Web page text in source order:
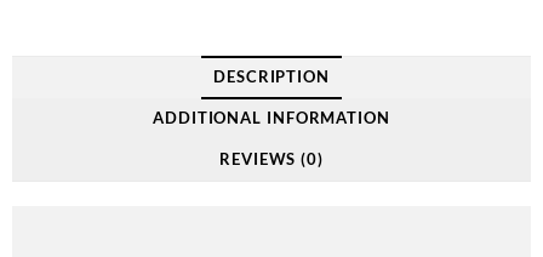
DESCRIPTION
ADDITIONAL INFORMATION
REVIEWS (0)